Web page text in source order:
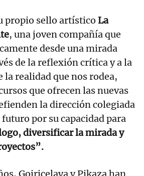
propio sello artístico La
, una joven compañía que
desde una mirada
de la reflexión crítica y a la
la realidad que nos rodea,
que ofrecen las nuevas
la dirección colegiada
por su capacidad para
diversificar la mirada y